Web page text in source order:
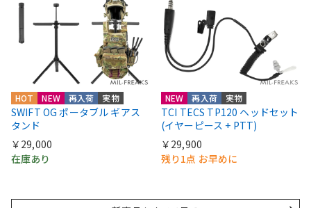
HOT NEW 再入荷 実物
SWIFT OG ポータブル ギアス
タンド
￥29,000
在庫あり
NEW 再入荷 実物
TCI TECS TP120 ヘッドセット
(イヤーピース + PTT)
￥29,900
残り1点 お早めに